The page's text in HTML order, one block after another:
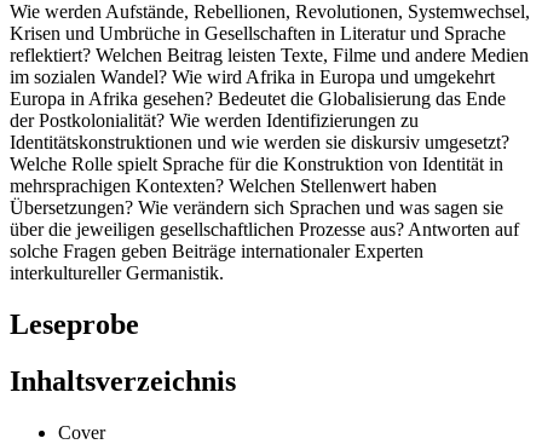
Wie werden Aufstände, Rebellionen, Revolutionen, Systemwechsel,
Krisen und Umbrüche in Gesellschaften in Literatur und Sprache
reflektiert? Welchen Beitrag leisten Texte, Filme und andere Medien
im sozialen Wandel? Wie wird Afrika in Europa und umgekehrt
Europa in Afrika gesehen? Bedeutet die Globalisierung das Ende
der Postkolonialität? Wie werden Identifizierungen zu
Identitätskonstruktionen und wie werden sie diskursiv umgesetzt?
Welche Rolle spielt Sprache für die Konstruktion von Identität in
mehrsprachigen Kontexten? Welchen Stellenwert haben
Übersetzungen? Wie verändern sich Sprachen und was sagen sie
über die jeweiligen gesellschaftlichen Prozesse aus? Antworten auf
solche Fragen geben Beiträge internationaler Experten
interkultureller Germanistik.
Leseprobe
Inhaltsverzeichnis
Cover